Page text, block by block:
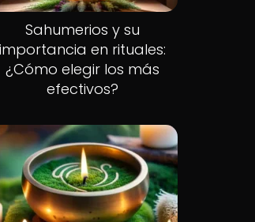
Sahumerios y su
importancia en rituales:
¿Cómo elegir los más
efectivos?